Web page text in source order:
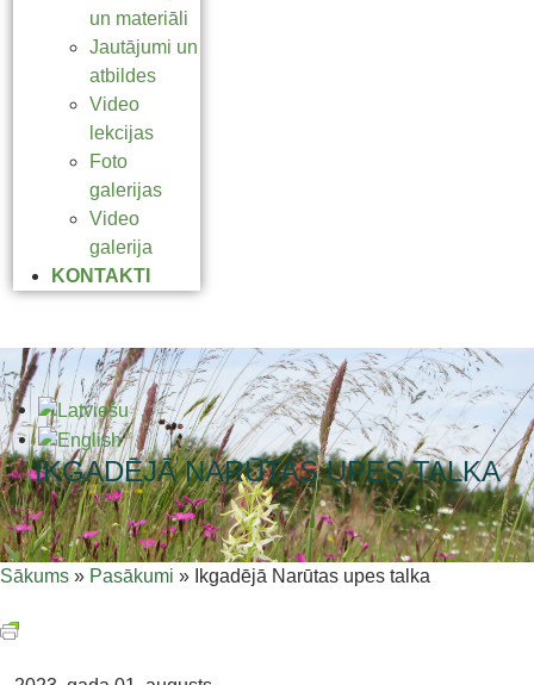
un materiāli
Jautājumi un
atbildes
Video
lekcijas
Foto
galerijas
Video
galerija
KONTAKTI
IKGADĒJĀ NARŪTAS UPES TALKA
Sākums » Pasākumi » Ikgadējā Narūtas upes talka